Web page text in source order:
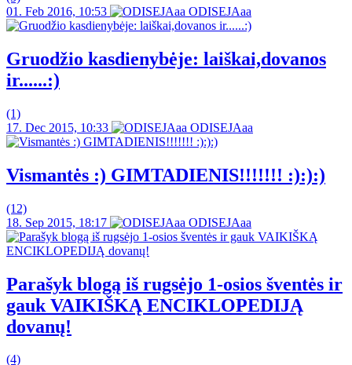
01. Feb 2016, 10:53
ODISEJAaa
Gruodžio kasdienybėje: laiškai,dovanos
ir......:)
(1)
17. Dec 2015, 10:33
ODISEJAaa
Vismantės :) GIMTADIENIS!!!!!!! :):):)
(12)
18. Sep 2015, 18:17
ODISEJAaa
Parašyk blogą iš rugsėjo 1-osios šventės ir
gauk VAIKIŠKĄ ENCIKLOPEDIJĄ
dovanų!
(4)